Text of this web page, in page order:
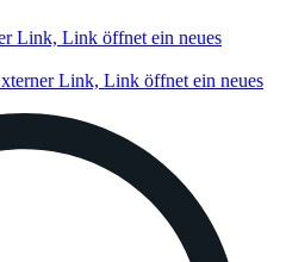
Link, Link öffnet ein neues
Link, Link öffnet ein neues